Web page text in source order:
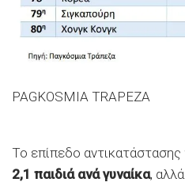
PAGKOSMIA TRAPEZA
Το επίπεδο αντικατάστασης
2,1 παιδιά ανά γυναίκα,